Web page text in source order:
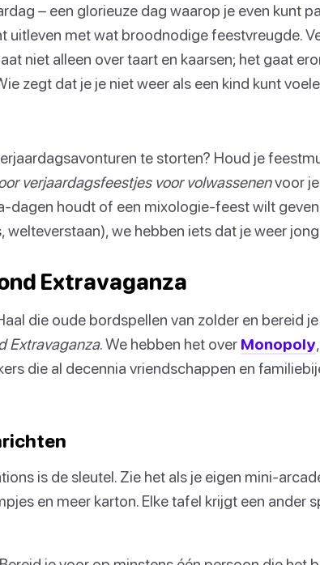
– een glorieuze dag waarop je even kunt
uitleven met wat broodnodige feestvreugde.
niet alleen over taart en kaarsen; het gaat
zegt dat je je niet weer als een kind kunt
te storten? Houd je
verjaardagsfeestjes voor volwassenenvoor
dagen houdt of een mixologie-feest wilt
welteverstaan), we hebben iets dat je weer
Extravaganza
die oude bordspellen van zolder en bereid
Extravaganza. We hebben het over Monopoly
die al decennia vriendschappen en
is de sleutel. Zie het als je eigen mini-
en meer karton. Elke tafel krijgt een ander